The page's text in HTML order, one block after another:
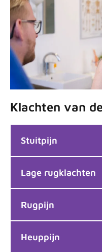
Klachten van
Stuitpijn
Lage rugklachten
Rugpijn
Heuppijn